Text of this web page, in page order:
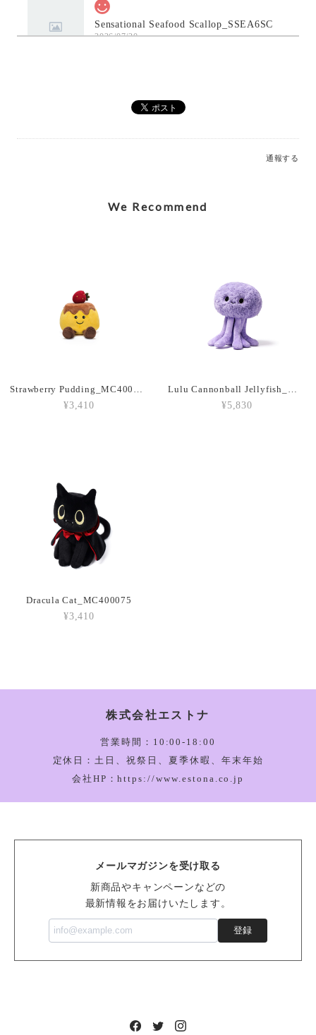
Sensational Seafood Scallop_SSEA6SC
2026/07/20
2026/07/12
Amuseable Croissant_A2CRON
2026/03/05
2026/03/05
Vivacious Vegetable Pumpkin_VV6PUM
2026/03/05
Sensational Seafood Mussel_SSEA6M
通報する
We Recommend
Strawberry Pudding_MC400207
¥3,410
Lulu Cannonball Jellyfish_MC300155
¥5,830
Dracula Cat_MC400075
¥3,410
株式会社エストナ
営業時間：10:00-18:00
定休日：土日、祝祭日、夏季休暇、年末年始
会社HP：https://www.estona.co.jp
メールマガジンを受け取る
新商品やキャンペーンなどの
最新情報をお届けいたします。
登録